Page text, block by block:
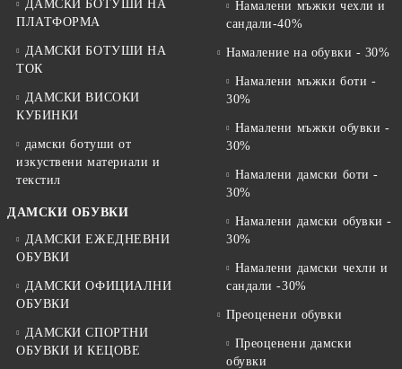
ДАМСКИ БОТУШИ НА
ПЛАТФОРМА
ДАМСКИ БОТУШИ НА
ТОК
ДАМСКИ ВИСОКИ
КУБИНКИ
дамски ботуши от
изкуствени материали и
текстил
ДАМСКИ ОБУВКИ
ДАМСКИ ЕЖЕДНЕВНИ
ОБУВКИ
ДАМСКИ ОФИЦИАЛНИ
ОБУВКИ
ДАМСКИ СПОРТНИ
ОБУВКИ И КЕЦОВЕ
Намалени мъжки чехли и
сандали-40%
Намаление на обувки - 30%
Намалени мъжки боти -
30%
Намалени мъжки обувки -
30%
Намалени дамски боти -
30%
Намалени дамски обувки -
30%
Намалени дамски чехли и
сандали -30%
Преоценени обувки
Преоценени дамски
обувки